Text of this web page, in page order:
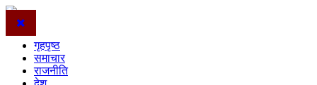
गृहपृष्ठ
समाचार
राजनीति